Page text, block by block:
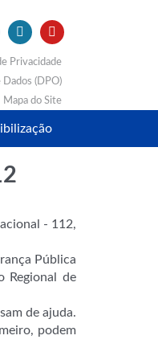
Privacidade
(DPO)
Mapa do Site
- 112,
Pública
Regional de
de ajuda.
podem